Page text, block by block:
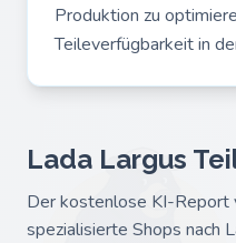
Produktion zu
Teileverfügbarkeit in
Lada Largus
Der kostenlose KI-Report
spezialisierte Shops nach